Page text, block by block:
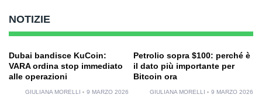
NOTIZIE
Dubai bandisce KuCoin:
VARA ordina stop immediato
alle operazioni
GIULIANA MORELLI 9 MARZO 2026
Petrolio sopra $100: perché è
il dato più importante per
Bitcoin ora
GIULIANA MORELLI 9 MARZO 2026